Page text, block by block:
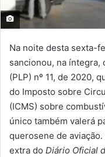
Na noite desta sexta-
sancionou, na íntegra,
(PLP) nº 11, de 2020,
do Imposto sobre
(ICMS) sobre
único também valerá
querosene de
extra do Diário Oficial